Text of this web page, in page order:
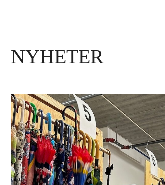
NYHETER